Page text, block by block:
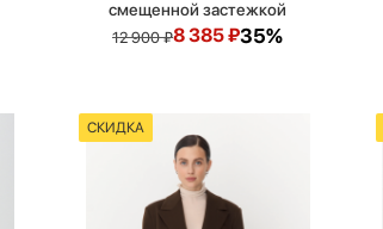
смещенной застежкой
12 900₽8 385₽35%
СКИДКА